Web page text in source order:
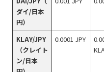
ダイ/日本
円）
KLAY/JPY
（クレイト
ン/日本
0.0001 JPY